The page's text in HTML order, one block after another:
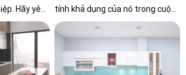
Hãy yên
Công Chính
cấp thi
trong
rất nhiều
tính khả dụng của nó trong cuộc
sống hằng ngày. Bạn sẽ không
phải lo lắng vấn đề về không gian
khi thi công tủ quần áo âm tường
cho ngôi nhà của bạn